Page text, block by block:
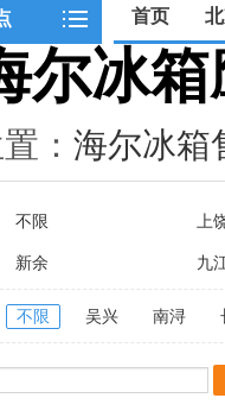
首页
郑州
尔冰箱
： 海尔冰箱
不限 上
新余 九
不限 吴兴 南浔